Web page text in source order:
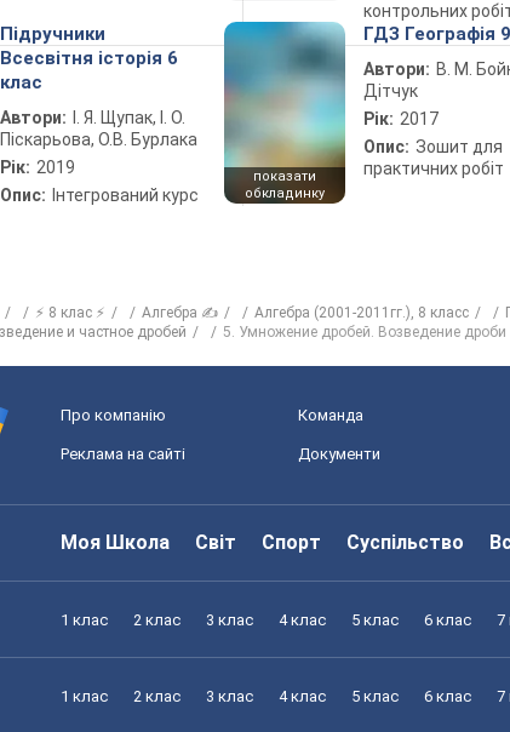
контрольних
Підручники
Всесвітня історія 6
клас
Автори:
І. Я. Щупак, І. О.
Піскарьова, О.В. Бурлака
Рік: 2019
Опис: Інтегрований курс
показати
обкладинку
ГДЗ Географія
Автори: В. М.
Дітчук
Рік: 2017
Опис: Зошит для
практичних робіт
⚡ 8 клас ⚡ Алгебра ✍ Алгебра (2001-2011гг.), 8 класс
и частное дробей
5. Умножение дробей. Возведение дроби
Про компанію Команда
Реклама на сайті Документи
Моя Школа Світ Спорт Суспільство
1 клас 2 клас 3 клас 4 клас 5 клас 6 клас 7
1 клас 2 клас 3 клас 4 клас 5 клас 6 клас 7